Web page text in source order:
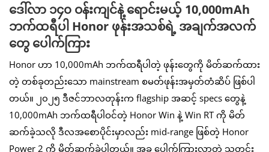
ဒေါ်လာ ၁၄၀ ဝန်းကျင်နဲ့ ရောင်းမယ့် 10,000mAh
ဘက်ထရီပါ Honor ဖုန်းအသစ်ရဲ့ အချက်အလက်
တွေ ပေါက်ကြား
Honor ဟာ 10,000mAh ဘက်ထရီပါတဲ့ ဖုန်းတွေကို မိတ်ဆက်ထား
တဲ့ တစ်ခုတည်းသော mainstream စမတ်ဖုန်းအမှတ်တံဆိပ် ဖြစ်ပါ
တယ်။ ၂၀၂၅ ဒီဇင်ဘာလတုန်းက flagship အဆင့် specs တွေနဲ့
10,000mAh ဘက်ထရီပါဝင်တဲ့ Honor Win နဲ့ Win RT ကို မိတ်
ဆက်ခဲ့သလို ဒီလအစောပိုင်းမှာလည်း mid-range ဖြစ်တဲ့ Honor
Power 2 ကို မိတ်ဆက်ခဲ့ပါတယ်။ အခု ပေါက်ကြားလာတဲ့ သတင်း